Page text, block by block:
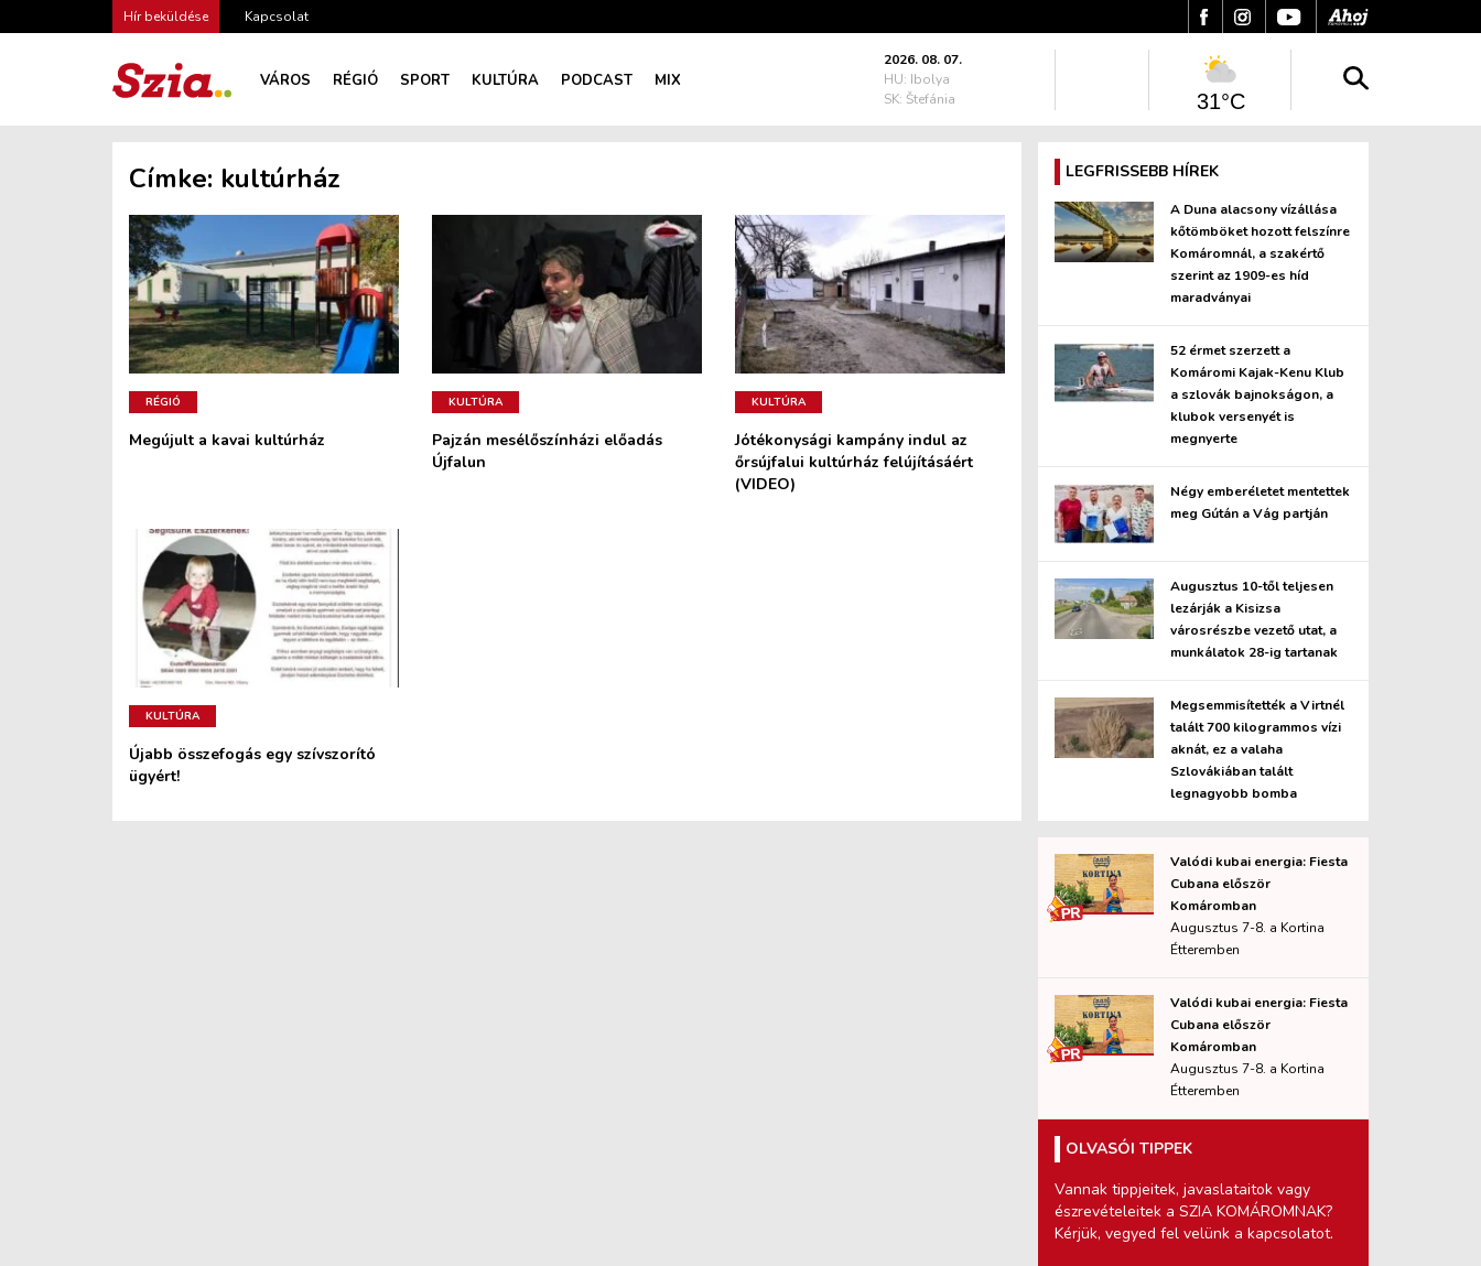
Hír beküldése Kapcsolat
VÁROS RÉGIÓ SPORT KULTÚRA PODCAST MIX
2026. 08. 07.
HU: Ibolya
SK: Štefánia
31°C
Címke: kultúrház
RÉGIÓ
Megújult a kavai kultúrház
KULTÚRA
Pajzán mesélőszínházi előadás
Újfalun
KULTÚRA
Jótékonysági kampány indul az
őrsújfalui kultúrház felújításáért
(VIDEO)
KULTÚRA
Újabb összefogás egy szívszorító
ügyért!
LEGFRISSEBB HÍREK
A Duna alacsony vízállása
kőtömböket hozott felszínre
Komáromnál, a szakértő
szerint az 1909-es híd
maradványai
52 érmet szerzett a
Komáromi Kajak-Kenu Klub
a szlovák bajnokságon, a
klubok versenyét is
megnyerte
Négy emberéletet mentettek
meg Gútán a Vág partján
Augusztus 10-től teljesen
lezárják a Kisizsa
városrészbe vezető utat, a
munkálatok 28-ig tartanak
Megsemmisítették a Virtnél
talált 700 kilogrammos vízi
aknát, ez a valaha
Szlovákiában talált
legnagyobb bomba
Valódi kubai energia: Fiesta
Cubana először
Komáromban
Augusztus 7-8. a Kortina
Étteremben
Valódi kubai energia: Fiesta
Cubana először
Komáromban
Augusztus 7-8. a Kortina
Étteremben
OLVASÓI TIPPEK
Vannak tippjeitek, javaslataitok vagy
észrevételeitek a SZIA KOMÁROMNAK?
Kérjük, vegyed fel velünk a kapcsolatot.